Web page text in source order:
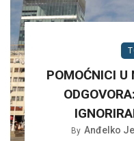
POMOĆNICI
By Anđelko